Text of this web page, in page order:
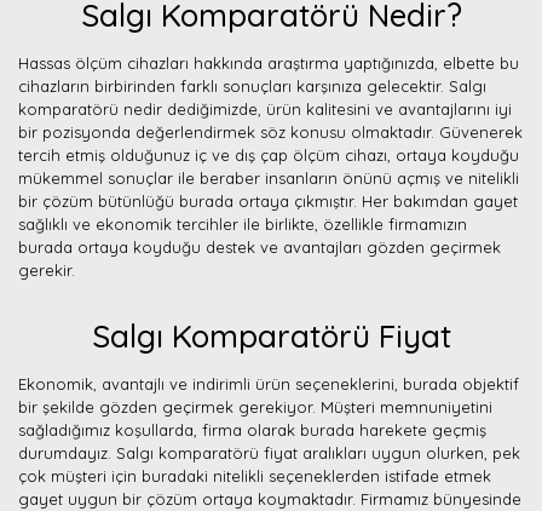
Salgı Komparatörü Nedir?
Hassas ölçüm cihazları hakkında araştırma yaptığınızda, elbette bu
cihazların birbirinden farklı sonuçları karşınıza gelecektir. Salgı
komparatörü nedir dediğimizde, ürün kalitesini ve avantajlarını iyi
bir pozisyonda değerlendirmek söz konusu olmaktadır. Güvenerek
tercih etmiş olduğunuz iç ve dış çap ölçüm cihazı, ortaya koyduğu
mükemmel sonuçlar ile beraber insanların önünü açmış ve nitelikli
bir çözüm bütünlüğü burada ortaya çıkmıştır. Her bakımdan gayet
sağlıklı ve ekonomik tercihler ile birlikte, özellikle firmamızın
burada ortaya koyduğu destek ve avantajları gözden geçirmek
gerekir.
Salgı Komparatörü Fiyat
Ekonomik, avantajlı ve indirimli ürün seçeneklerini, burada objektif
bir şekilde gözden geçirmek gerekiyor. Müşteri memnuniyetini
sağladığımız koşullarda, firma olarak burada harekete geçmiş
durumdayız. Salgı komparatörü fiyat aralıkları uygun olurken, pek
çok müşteri için buradaki nitelikli seçeneklerden istifade etmek
gayet uygun bir çözüm ortaya koymaktadır. Firmamız bünyesinde